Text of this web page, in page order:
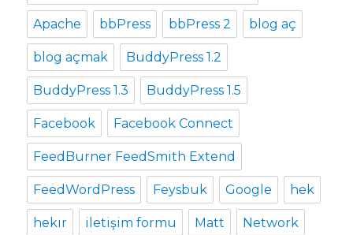
Apache bbPress bbPress 2 blog aç
blog açmak BuddyPress 1.2
BuddyPress 1.3 BuddyPress 1.5
Facebook Facebook Connect
FeedBurner FeedSmith Extend
FeedWordPress Feysbuk Google hek
hekır iletişim formu Matt Network